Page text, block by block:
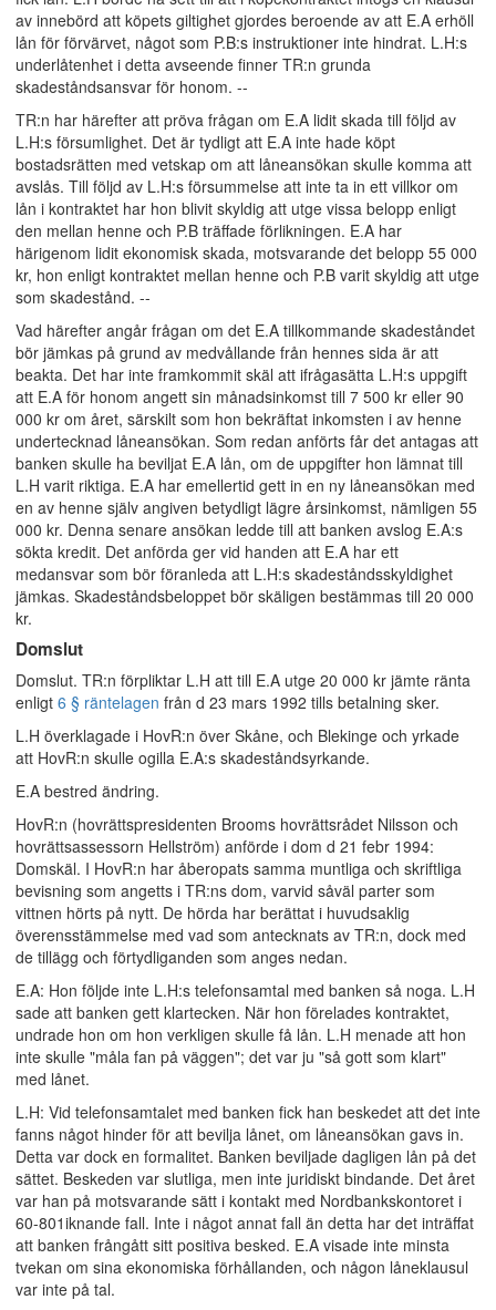
av innebörd att köpets giltighet gjordes beroende av att E.A erhöll
lån för förvärvet, något som P.B:s instruktioner inte hindrat. L.H:s
underlåtenhet i detta avseende finner TR:n grunda
skadeståndsansvar för honom. --
TR:n har härefter att pröva frågan om E.A lidit skada till följd av
L.H:s försumlighet. Det är tydligt att E.A inte hade köpt
bostadsrätten med vetskap om att låneansökan skulle komma att
avslås. Till följd av L.H:s försummelse att inte ta in ett villkor om
lån i kontraktet har hon blivit skyldig att utge vissa belopp enligt
den mellan henne och P.B träffade förlikningen. E.A har
härigenom lidit ekonomisk skada, motsvarande det belopp 55 000
kr, hon enligt kontraktet mellan henne och P.B varit skyldig att utge
som skadestånd. --
Vad härefter angår frågan om det E.A tillkommande skadeståndet
bör jämkas på grund av medvållande från hennes sida är att
beakta. Det har inte framkommit skäl att ifrågasätta L.H:s uppgift
att E.A för honom angett sin månadsinkomst till 7 500 kr eller 90
000 kr om året, särskilt som hon bekräftat inkomsten i av henne
undertecknad låneansökan. Som redan anförts får det antagas att
banken skulle ha beviljat E.A lån, om de uppgifter hon lämnat till
L.H varit riktiga. E.A har emellertid gett in en ny låneansökan med
en av henne själv angiven betydligt lägre årsinkomst, nämligen 55
000 kr. Denna senare ansökan ledde till att banken avslog E.A:s
sökta kredit. Det anförda ger vid handen att E.A har ett
medansvar som bör föranleda att L.H:s skadeståndsskyldighet
jämkas. Skadeståndsbeloppet bör skäligen bestämmas till 20 000
kr.
Domslut
Domslut. TR:n förpliktar L.H att till E.A utge 20 000 kr jämte ränta
enligt 6 § räntelagen från d 23 mars 1992 tills betalning sker.
L.H överklagade i HovR:n över Skåne, och Blekinge och yrkade
att HovR:n skulle ogilla E.A:s skadeståndsyrkande.
E.A bestred ändring.
HovR:n (hovrättspresidenten Brooms hovrättsrådet Nilsson och
hovrättsassessorn Hellström) anförde i dom d 21 febr 1994:
Domskäl. I HovR:n har åberopats samma muntliga och skriftliga
bevisning som angetts i TR:ns dom, varvid såväl parter som
vittnen hörts på nytt. De hörda har berättat i huvudsaklig
överensstämmelse med vad som antecknats av TR:n, dock med
de tillägg och förtydliganden som anges nedan.
E.A: Hon följde inte L.H:s telefonsamtal med banken så noga. L.H
sade att banken gett klartecken. När hon förelades kontraktet,
undrade hon om hon verkligen skulle få lån. L.H menade att hon
inte skulle "måla fan på väggen"; det var ju "så gott som klart"
med lånet.
L.H: Vid telefonsamtalet med banken fick han beskedet att det inte
fanns något hinder för att bevilja lånet, om låneansökan gavs in.
Detta var dock en formalitet. Banken beviljade dagligen lån på det
sättet. Beskeden var slutliga, men inte juridiskt bindande. Det året
var han på motsvarande sätt i kontakt med Nordbankskontoret i
60-801iknande fall. Inte i något annat fall än detta har det inträffat
att banken frångått sitt positiva besked. E.A visade inte minsta
tvekan om sina ekonomiska förhållanden, och någon låneklausul
var inte på tal.